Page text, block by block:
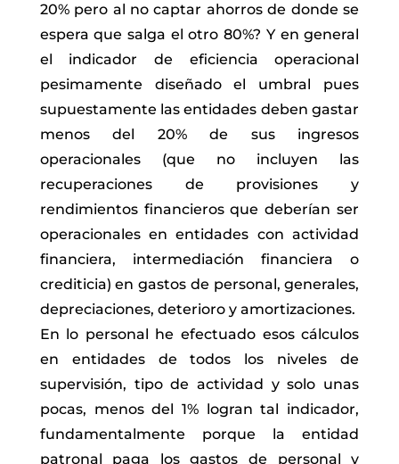
20% pero al no captar ahorros de donde se
espera que salga el otro 80%? Y en general
el indicador de eficiencia operacional
pesimamente diseñado el umbral pues
supuestamente las entidades deben gastar
menos del 20% de sus ingresos
operacionales (que no incluyen las
recuperaciones de provisiones y
rendimientos financieros que deberían ser
operacionales en entidades con actividad
financiera, intermediación financiera o
crediticia) en gastos de personal, generales,
depreciaciones, deterioro y amortizaciones.
En lo personal he efectuado esos cálculos
en entidades de todos los niveles de
supervisión, tipo de actividad y solo unas
pocas, menos del 1% logran tal indicador,
fundamentalmente porque la entidad
patronal paga los gastos de personal y